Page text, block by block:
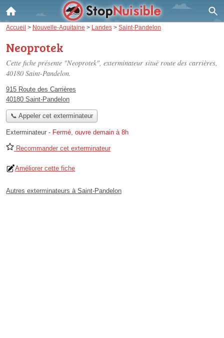
Accueil > Nouvelle-Aquitaine > Landes > Saint-Pandelon
Neoprotek
Cette fiche présente "Neoprotek", exterminateur situé route des carrières,
40180 Saint-Pandelon.
915 Route des Carrières
40180 Saint-Pandelon
📞 Appeler cet exterminateur
Exterminateur - Fermé, ouvre demain à 8h
Recommander cet exterminateur
Améliorer cette fiche
Autres exterminateurs à Saint-Pandelon